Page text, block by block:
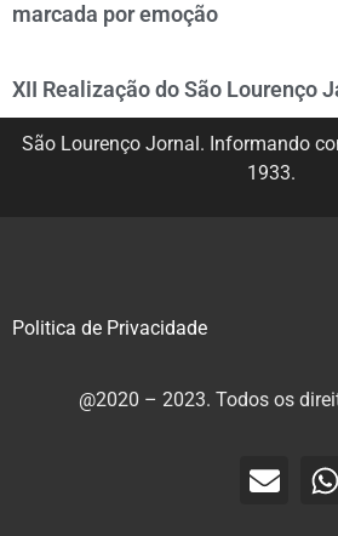
marcada por emoção
XII Realização do São Lourenço
São Lourenço Jornal. Informando
1933.
Politica de Privacidade
@2020 – 2023. Todos os